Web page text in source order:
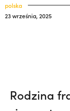
klasztory
święci
33) | o.
Pariacoto.
polska
23 września, 2025
Rodzina